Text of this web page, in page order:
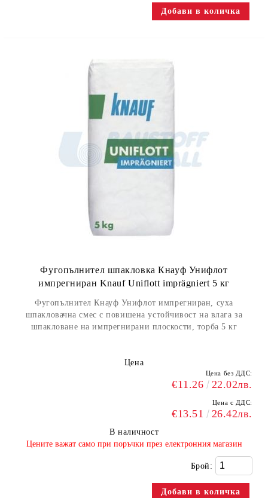
Фугопълнител шпакловка Кнауф Унифлот
импрегниран Knauf Uniflott imprägniert 5 кг
Фугопълнител Кнауф Унифлот импрегниран, суха
шпакловачна смес с повишена устойчивост на влага за
шпакловане на импрегнирани плоскости, торба 5 кг
Цена
Цена без ДДС:
€11.26 22.02лв.
Цена с ДДС:
€13.51 26.42лв.
В наличност
​Цените важат само при поръчки през електронния магазин
Брой: